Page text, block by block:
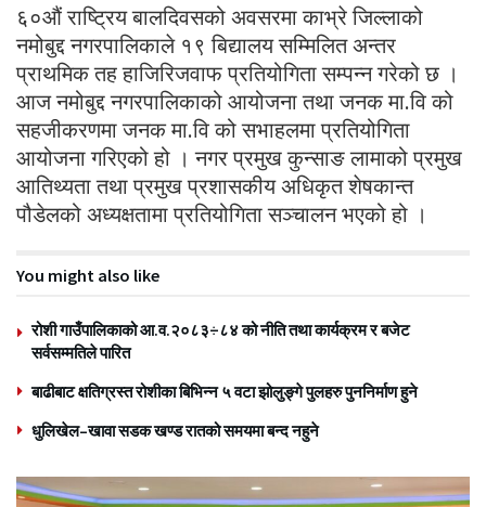
६०औं राष्ट्रिय बालदिवसको अवसरमा काभ्रे जिल्लाको
नमोबुद्द नगरपालिकाले १९ बिद्यालय सम्मिलित अन्तर
प्राथमिक तह हाजिरिजवाफ प्रतियोगिता सम्पन्न गरेको छ ।
आज नमोबुद्द नगरपालिकाको आयोजना तथा जनक मा.वि को
सहजीकरणमा जनक मा.वि को सभाहलमा प्रतियोगिता
आयोजना गरिएको हो । नगर प्रमुख कुन्साङ लामाको प्रमुख
आतिथ्यता तथा प्रमुख प्रशासकीय अधिकृत शेषकान्त
पौडेलको अध्यक्षतामा प्रतियोगिता सञ्चालन भएको हो ।
You might also like
रोशी गाउँपालिकाको आ.व.२०८३÷८४ को नीति तथा कार्यक्रम र बजेट
सर्वसम्मतिले पारित
बाढीबाट क्षतिग्रस्त रोशीका बिभिन्न ५ वटा झोलुङ्गे पुलहरु पुननिर्माण हुने
धुलिखेल–खावा सडक खण्ड रातको समयमा बन्द नहुने